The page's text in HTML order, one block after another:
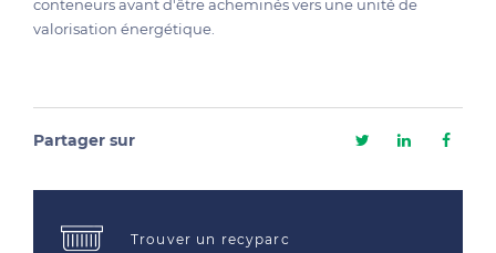
conteneurs avant d'être acheminés vers une unité de
valorisation énergétique.
Partager sur
Trouver un recyparc